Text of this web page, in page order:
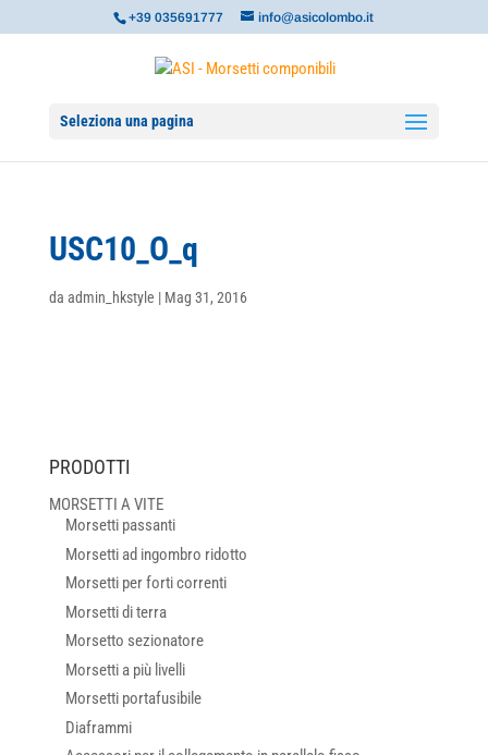
+39 035691777 info@asicolombo.it
Seleziona una pagina
USC10_O_q
da admin_hkstyle | Mag 31, 2016
PRODOTTI
MORSETTI A VITE
Morsetti passanti
Morsetti ad ingombro ridotto
Morsetti per forti correnti
Morsetti di terra
Morsetto sezionatore
Morsetti a più livelli
Morsetti portafusibile
Diaframmi